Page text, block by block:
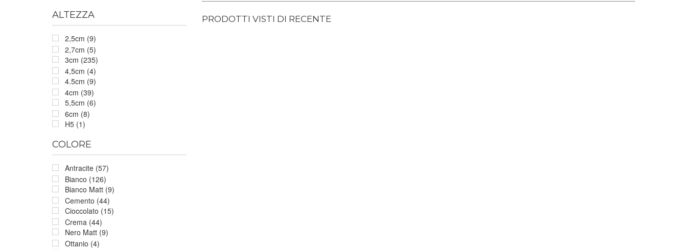
ALTEZZA
2,5cm (9)
2,7cm (5)
3cm (235)
4,5cm (4)
4.5cm (9)
4cm (39)
5,5cm (6)
6cm (8)
H5 (1)
COLORE
Antracite (57)
Bianco (126)
Bianco Matt (9)
Cemento (44)
Cioccolato (15)
Crema (44)
Nero Matt (9)
Ottanio (4)
PRODOTTI VISTI DI RECENTE